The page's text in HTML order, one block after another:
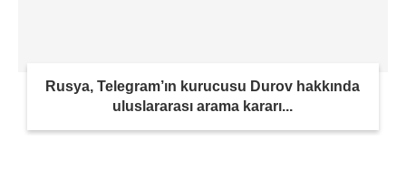
Rusya, Telegram’ın kurucusu Durov hakkında
uluslararası arama kararı...